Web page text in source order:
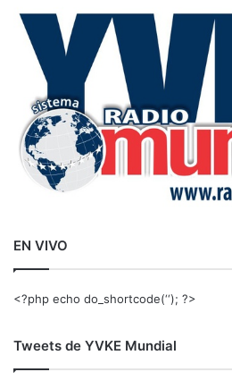
EN VIVO
<?php echo do_shortcode(‘‘); ?>
Tweets de YVKE Mundial